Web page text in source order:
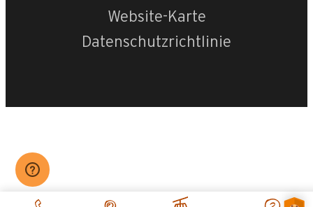
Website-Karte
Datenschutzrichtlinie